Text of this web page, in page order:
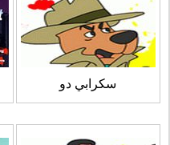
سكرابي دو